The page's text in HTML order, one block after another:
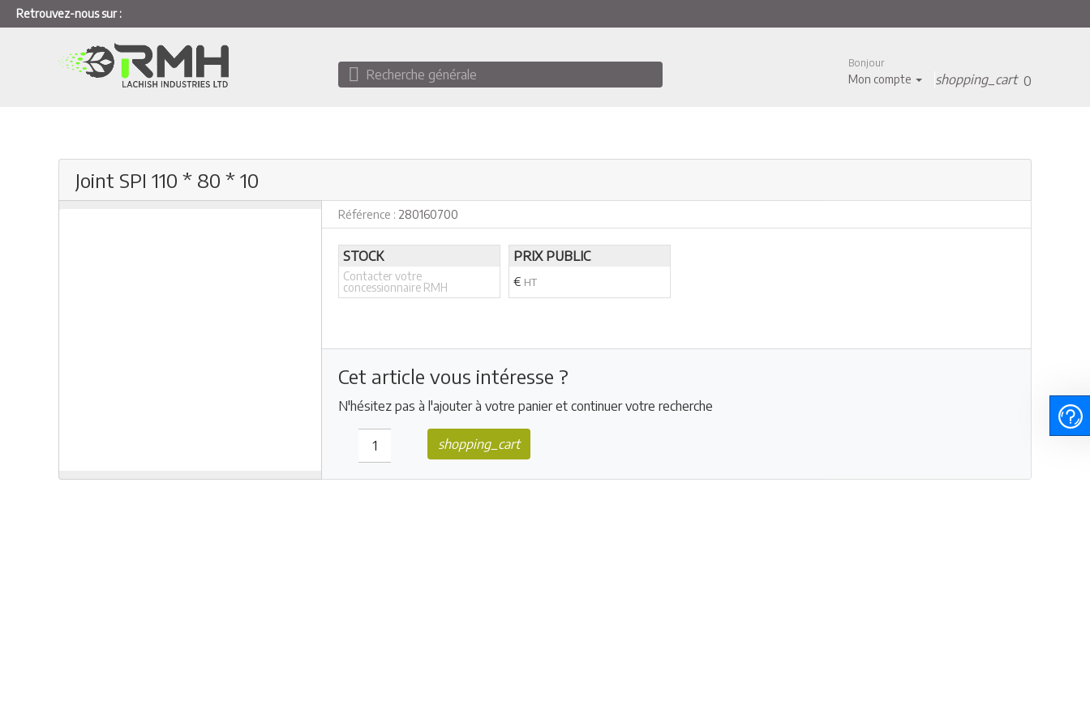
Retrouvez-nous sur :
Recherche générale
Bonjour
Mon compte shopping_cart 0
Joint SPI 110 * 80 * 10
Référence : 280160700
STOCK
Contacter votre
concessionnaire RMH
PRIX PUBLIC
€ HT
Cet article vous intéresse ?
N'hésitez pas à l'ajouter à votre panier et continuer votre recherche
shopping_cart